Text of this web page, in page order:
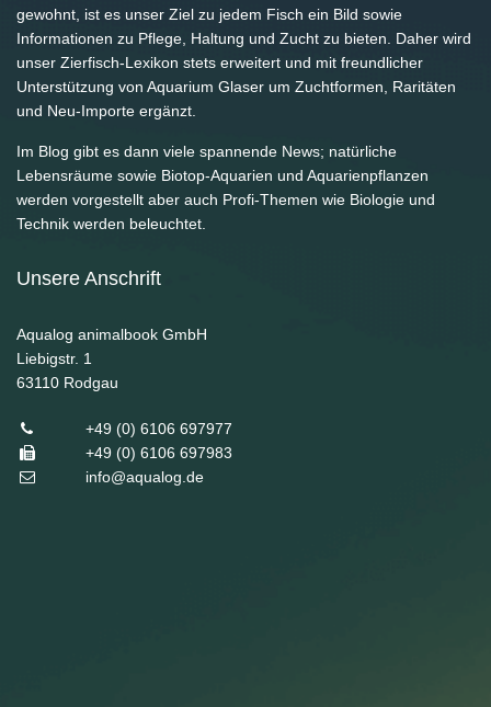
gewohnt, ist es unser Ziel zu jedem Fisch ein Bild sowie
Informationen zu Pflege, Haltung und Zucht zu bieten. Daher wird
unser Zierfisch-Lexikon stets erweitert und mit freundlicher
Unterstützung von Aquarium Glaser um Zuchtformen, Raritäten
und Neu-Importe ergänzt.
Im Blog gibt es dann viele spannende News; natürliche
Lebensräume sowie Biotop-Aquarien und Aquarienpflanzen
werden vorgestellt aber auch Profi-Themen wie Biologie und
Technik werden beleuchtet.
Unsere Anschrift
Aqualog animalbook GmbH
Liebigstr. 1
63110 Rodgau
+49 (0) 6106 697977
+49 (0) 6106 697983
info@aqualog.de